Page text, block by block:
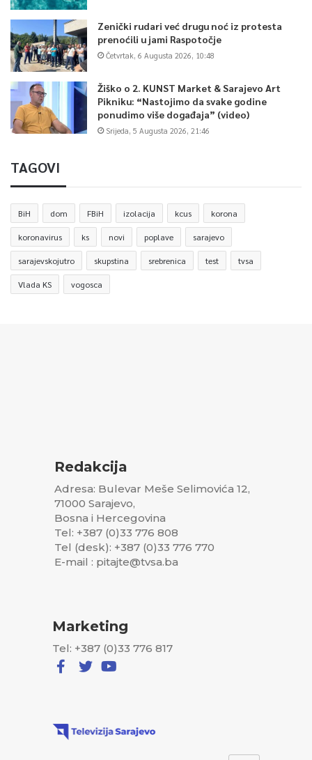
Zenički rudari već drugu noć iz protesta
prenoćili u jami Raspotočje
Četvrtak, 6 Augusta 2026, 10:48
Žiško o 2. KUNST Market & Sarajevo Art
Pikniku: “Nastojimo da svake godine
ponudimo više događaja” (video)
Srijeda, 5 Augusta 2026, 21:46
TAGOVI
BiH dom FBiH izolacija kcus korona
koronavirus ks novi poplave sarajevo
sarajevskojutro skupstina srebrenica test tvsa
Vlada KS vogosca
Redakcija
Adresa: Bulevar Meše Selimovića 12,
71000 Sarajevo,
Bosna i Hercegovina
Tel: +387 (0)33 776 808
Tel (desk): +387 (0)33 776 770
E-mail : pitajte@tvsa.ba
Marketing
Tel: +387 (0)33 776 817